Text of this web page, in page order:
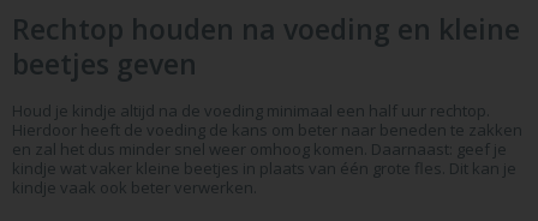
Rechtop houden na voeding en kleine
beetjes geven
Houd je kindje altijd na de voeding minimaal een half uur rechtop.
Hierdoor heeft de voeding de kans om beter naar beneden te zakken
en zal het dus minder snel weer omhoog komen. Daarnaast: geef je
kindje wat vaker kleine beetjes in plaats van één grote fles. Dit kan je
kindje vaak ook beter verwerken.